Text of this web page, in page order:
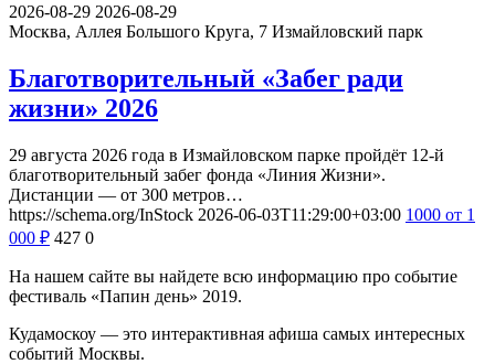
2026-08-29 2026-08-29
Москва, Аллея Большого Круга, 7 Измайловский парк
Благотворительный «Забег ради
жизни» 2026
29 августа 2026 года в Измайловском парке пройдёт 12-й
благотворительный забег фонда «Линия Жизни».
Дистанции — от 300 метров…
https://schema.org/InStock 2026-06-03T11:29:00+03:00 1000 от 1
000 ₽ 427 0
На нашем сайте вы найдете всю информацию про событие
фестиваль «Папин день» 2019.
Кудамоскоу — это интерактивная афиша самых интересных
событий Москвы.